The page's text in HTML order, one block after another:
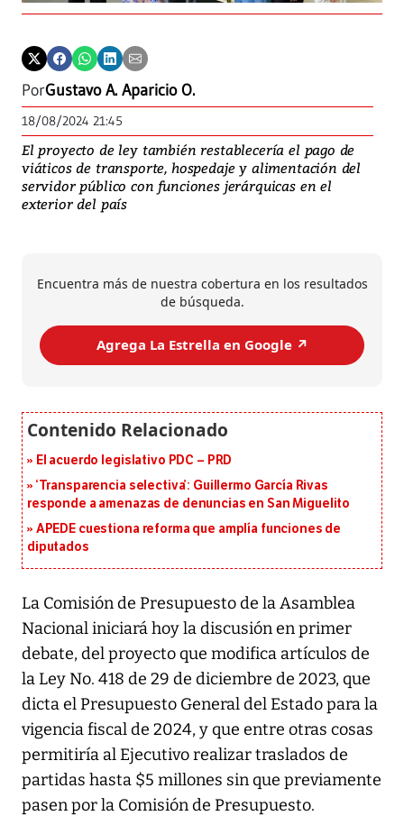
PorGustavo A. Aparicio O.
18/08/2024 21:45
El proyecto de ley también restablecería el pago de
viáticos de transporte, hospedaje y alimentación del
servidor público con funciones jerárquicas en el
exterior del país
Encuentra más de nuestra cobertura en los resultados
de búsqueda.
Agrega La Estrella en Google ↗️
El acuerdo legislativo PDC – PRD
‘Transparencia selectiva’: Guillermo García Rivas
responde a amenazas de denuncias en San Miguelito
APEDE cuestiona reforma que amplía funciones de
diputados
La Comisión de Presupuesto de la Asamblea
Nacional iniciará hoy la discusión en primer
debate, del proyecto que modifica artículos de
la Ley No. 418 de 29 de diciembre de 2023, que
dicta el Presupuesto General del Estado para la
vigencia fiscal de 2024, y que entre otras cosas
permitiría al Ejecutivo realizar traslados de
partidas hasta $5 millones sin que previamente
pasen por la Comisión de Presupuesto.